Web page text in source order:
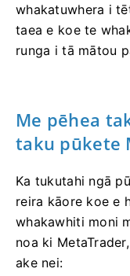
whakatuwhera i
taea e koe te
runga i tā mātou
Me pēhea
taku pūkete
Ka tukutahi ngā
reira kāore koe e
whakawhiti moni
noa ki
ake nei: